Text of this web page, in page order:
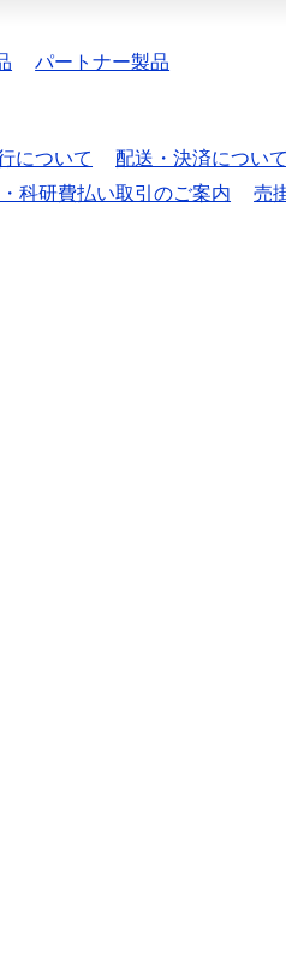
パートナー製品
について 配送・決済について
科研費払い取引のご案内 売